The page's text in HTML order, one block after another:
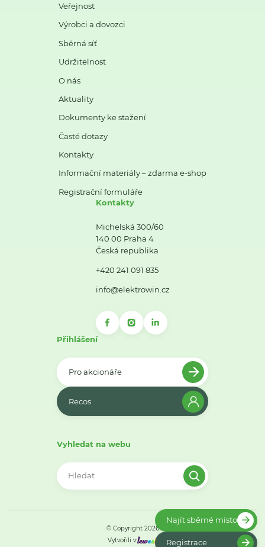
Veřejnost
Výrobci a dovozci
Sběrná síť
Udržitelnost
O nás
Aktuality
Dokumenty ke stažení
Časté dotazy
Kontakty
Informační materiály – zdarma e-shop
Registrační formuláře
Kontakty
Michelská 300/60
140 00 Praha 4
Česká republika
+420 241 091 835
info@elektrowin.cz
Přihlášení
Pro akcionáře
Recos
Vyhledat na webu
© Copyright 2026
Vytvořili v:
Najít sběrné místo
Registrace